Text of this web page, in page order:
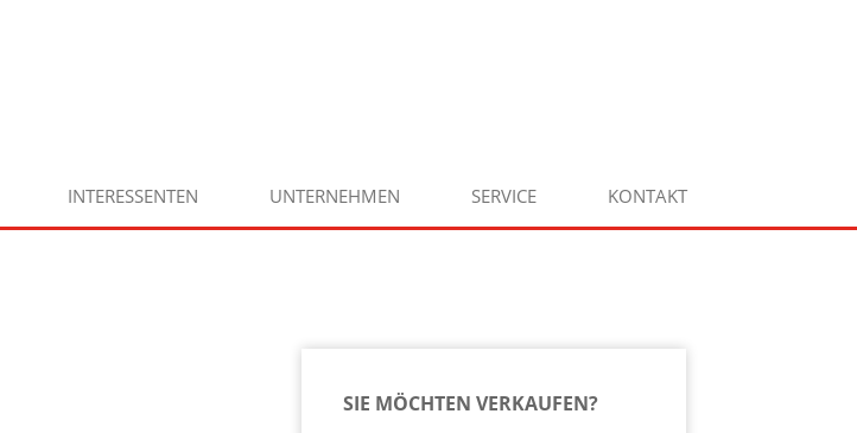
INTERESSENTEN UNTERNEHMEN SERVICE KONTAKT
SIE MÖCHTEN VERKAUFEN?